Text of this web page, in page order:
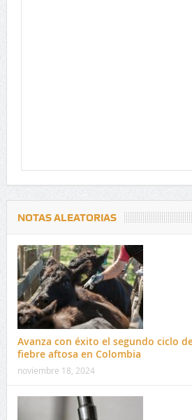
NOTAS ALEATORIAS
Avanza con éxito el segundo ciclo
fiebre aftosa en Colombia
noviembre 18, 2024